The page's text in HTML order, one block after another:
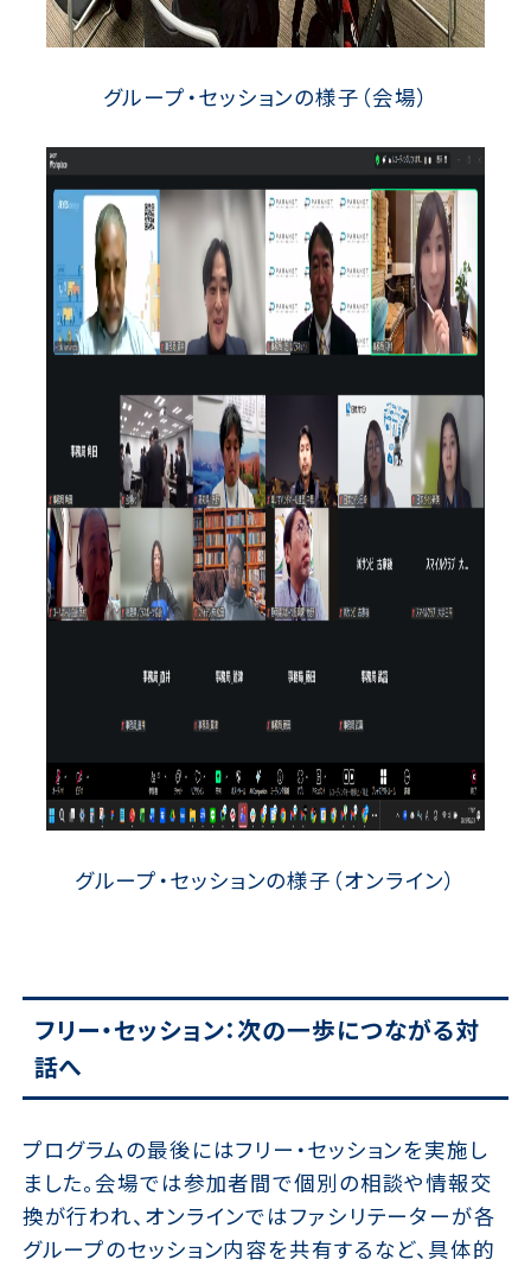
グループ・セッションの様子（会場）
グループ・セッションの様子（オンライン）
フリー・セッション：次の一歩につながる対
話へ
プログラムの最後にはフリー・セッションを実施し
ました。会場では参加者間で個別の相談や情報交
換が行われ、オンラインではファシリテーターが各
グループのセッション内容を共有するなど、具体的